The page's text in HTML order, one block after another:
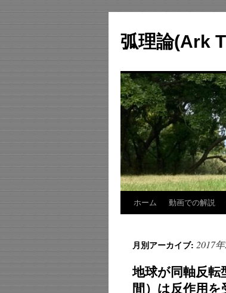
テ
ン
へ
ス
キ
ッ
弧理論(Ark
ホーム 動画での解説
月別アーカイブ: 2017
地球が同軸反転
間）は反作用